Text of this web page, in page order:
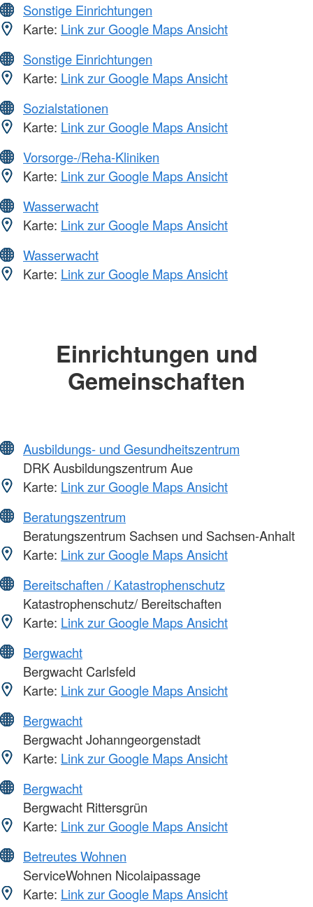
Sonstige Einrichtungen
Karte: Link zur Google Maps Ansicht
Sonstige Einrichtungen
Karte: Link zur Google Maps Ansicht
Sozialstationen
Karte: Link zur Google Maps Ansicht
Vorsorge-/Reha-Kliniken
Karte: Link zur Google Maps Ansicht
Wasserwacht
Karte: Link zur Google Maps Ansicht
Wasserwacht
Karte: Link zur Google Maps Ansicht
Einrichtungen und
Gemeinschaften
Ausbildungs- und Gesundheitszentrum
DRK Ausbildungszentrum Aue
Karte: Link zur Google Maps Ansicht
Beratungszentrum
Beratungszentrum Sachsen und Sachsen-Anhalt
Karte: Link zur Google Maps Ansicht
Bereitschaften / Katastrophenschutz
Katastrophenschutz/ Bereitschaften
Karte: Link zur Google Maps Ansicht
Bergwacht
Bergwacht Carlsfeld
Karte: Link zur Google Maps Ansicht
Bergwacht
Bergwacht Johanngeorgenstadt
Karte: Link zur Google Maps Ansicht
Bergwacht
Bergwacht Rittersgrün
Karte: Link zur Google Maps Ansicht
Betreutes Wohnen
ServiceWohnen Nicolaipassage
Karte: Link zur Google Maps Ansicht